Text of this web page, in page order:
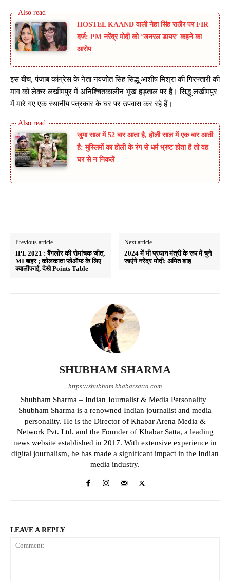
HOSTEL KAAND वाली नेहा सिंह राठौर पर FIR
दर्ज: PM नरेंद्र मोदी को ‘जनरल डायर’ कहने का
आरोप
इस बीच, पंजाब कांग्रेस के नेता नवजोत सिंह सिद्धू आशीष मिश्रा की गिरफ्तारी की
मांग को लेकर लखीमपुर में अनिश्चितकालीन भूख हड़ताल पर हैं। सिद्धू लखीमपुर
में मारे गए एक स्थानीय पत्रकार के घर पर उपवास कर रहे हैं।
जुमा साल में 52 बार आता है, होली साल में एक बार आती
है: मुस्लिमों का होली के रंग से धर्म भ्रष्ट होता है तो वह
घर से न निकलें
Previous article
IPL 2021 : बैंगलोर की रोमांचक जीत,
MI बाहर ; कोलकाता प्लेऑफ के लिए
क्वालीफाई, देखे Points Table
Next article
2024 में भी प्रधान मंत्री के रूप में चुने
जाएंगे नरेंद्र मोदी: अमित शाह
SHUBHAM SHARMA
https://shubham.khabarsatta.com
Shubham Sharma – Indian Journalist & Media Personality |
Shubham Sharma is a renowned Indian journalist and media
personality. He is the Director of Khabar Arena Media &
Network Pvt. Ltd. and the Founder of Khabar Satta, a leading
news website established in 2017. With extensive experience in
digital journalism, he has made a significant impact in the Indian
media industry.
LEAVE A REPLY